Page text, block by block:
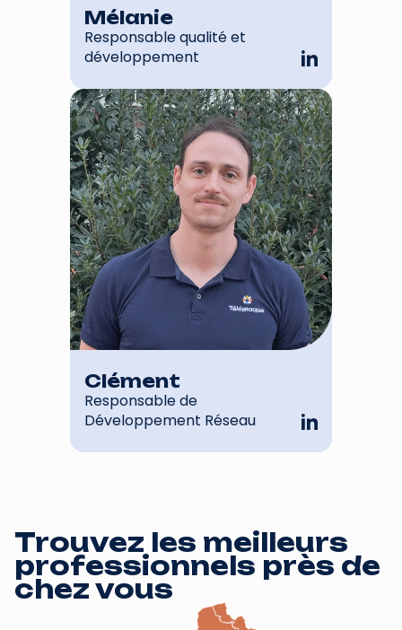
Mélanie
Responsable qualité et
développement
Clément
Responsable de
Développement Réseau
Trouvez les meilleurs
professionnels près de
chez vous